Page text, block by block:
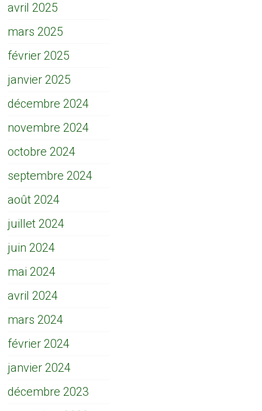
avril 2025
mars 2025
février 2025
janvier 2025
décembre 2024
novembre 2024
octobre 2024
septembre 2024
août 2024
juillet 2024
juin 2024
mai 2024
avril 2024
mars 2024
février 2024
janvier 2024
décembre 2023